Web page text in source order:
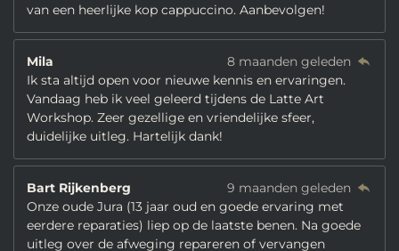
van een heerlijke kop cappuccino. Aanbevolgen!
Mila
8 maanden geleden
Ik sta altijd open voor nieuwe kennis en ervaringen.
Vandaag heb ik veel geleerd tijdens de Latte Art
Workshop. Zeer gezellige en vriendelijke sfeer,
duidelijke uitleg. Hartelijk dank!
Bart Rijkenberg
9 maanden geleden
Onze oude Jura (13 jaar oud en goede ervaring met
eerdere reparaties) liep op de laatste benen. Na goede
uitleg over de afweging repareren of vervangen